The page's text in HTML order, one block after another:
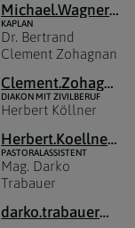
Michael.Wagner@katholischekirche.at
KAPLAN
Dr. Bertrand
Clement Zohagnan
Clement.Zohagnan@katholischekirche.at
DIAKON MIT ZIVILBERUF
Herbert Köllner
Herbert.Koellner@katholischekirche.at
PASTORALASSISTENT
Mag. Darko
Trabauer
darko.trabauer@katholischekirche.at